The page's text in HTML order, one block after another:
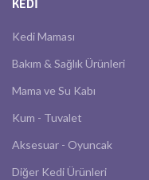
KEDI
Kedi Maması
Bakım & Sağlık Ürünleri
Mama ve Su Kabı
Kum - Tuvalet
Aksesuar - Oyuncak
Diğer Kedi Ürünleri